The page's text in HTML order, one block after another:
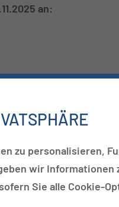
an:
zu personalisieren,
wir
Sie alle Cookie-